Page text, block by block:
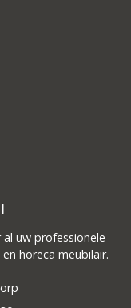
uw professionele
horeca meubilair.